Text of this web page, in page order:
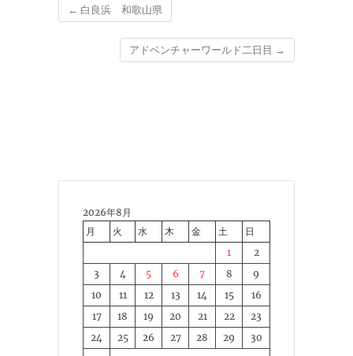
← 白良浜 和歌山県
アドベンチャーワールド二日目 →
2026年8月
月
火 水 木 金 土
日
1
2
3
4 5 6 7 8
9
10
11 12 13 14 15
16
17
18 19 20 21 22
23
24
25 26 27 28 29
30